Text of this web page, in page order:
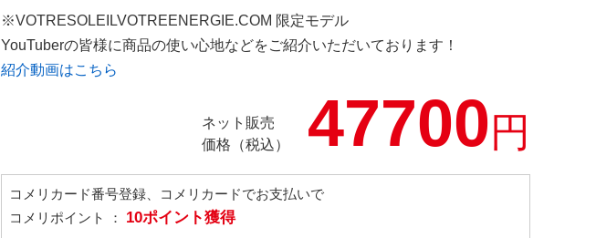
※VOTRESOLEILVOTREENERGIE.COM 限定モデル
YouTuberの皆様に商品の使い心地などをご紹介いただいております！
紹介動画はこちら
ネット販売
価格（税込）
47700円
コメリカード番号登録、コメリカードでお支払いで
コメリポイント ： 10ポイント獲得